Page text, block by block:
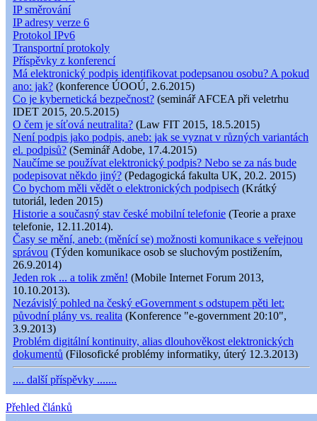
IP směrování
IP adresy verze 6
Protokol IPv6
Transportní protokoly
Příspěvky z konferencí
Má elektronický podpis identifikovat podepsanou osobu? A pokud
ano: jak? (konference ÚOOÚ, 2.6.2015)
Co je kybernetická bezpečnost? (seminář AFCEA při veletrhu
IDET 2015, 20.5.2015)
O čem je síťová neutralita? (Law FIT 2015, 18.5.2015)
Není podpis jako podpis, aneb: jak se vyznat v různých variantách
el. podpisů? (Seminář Adobe, 17.4.2015)
Naučíme se používat elektronický podpis? Nebo se za nás bude
podepisovat někdo jiný? (Pedagogická fakulta UK, 20.2. 2015)
Co bychom měli vědět o elektronických podpisech (Krátký
tutoriál, leden 2015)
Historie a současný stav české mobilní telefonie (Teorie a praxe
telefonie, 12.11.2014).
Časy se mění, aneb: (měnící se) možnosti komunikace s veřejnou
správou (Týden komunikace osob se sluchovým postižením,
26.9.2014)
Jeden rok ... a tolik změn! (Mobile Internet Forum 2013,
10.10.2013).
Nezávislý pohled na český eGovernment s odstupem pěti let:
původní plány vs. realita (Konference "e-government 20:10",
3.9.2013)
Problém digitální kontinuity, alias dlouhověkost elektronických
dokumentů (Filosofické problémy informatiky, úterý 12.3.2013)
.... další příspěvky .......
Přehled článků